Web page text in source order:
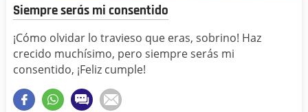
Siempre serás mi consentido
¡Cómo olvidar lo travieso que eras, sobrino! Haz
crecido muchísimo, pero siempre serás mi
consentido, ¡Feliz cumple!